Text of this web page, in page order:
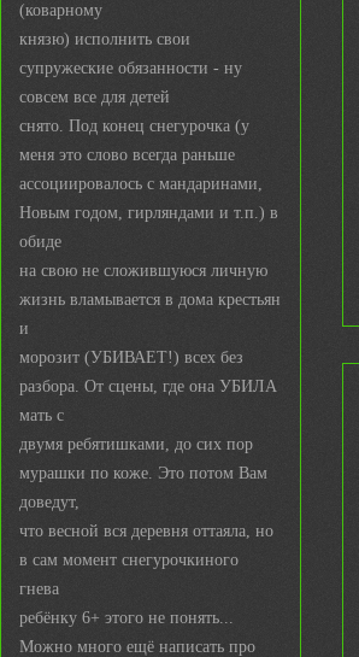
(коварному
князю) исполнить свои
супружеские обязанности - ну
совсем все для детей
снято. Под конец снегурочка (у
меня это слово всегда раньше
ассоциировалось с мандаринами,
Новым годом, гирляндами и т.п.) в
обиде
на свою не сложившуюся личную
жизнь вламывается в дома крестьян
и
морозит (УБИВАЕТ!) всех без
разбора. От сцены, где она УБИЛА
мать с
двумя ребятишками, до сих пор
мурашки по коже. Это потом Вам
доведут,
что весной вся деревня оттаяла, но
в сам момент снегурочкиного
гнева
ребёнку 6+ этого не понять...
Можно много ещё написать про